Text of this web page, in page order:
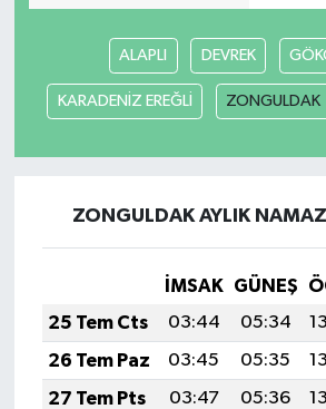
ALAPLI DEVREK
KARADENİZ EREĞLİ ZONGULDAK
ZONGULDAK AYLIK NAMAZ
İMSAK GÜNEŞ
25 Tem Cts
03:44 05:34
26 Tem Paz
03:45 05:35
27 Tem Pts
03:47 05:36